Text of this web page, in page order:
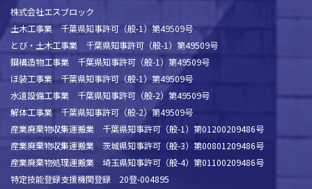
株式会社エスブロック
土木工事業 千葉県知事許可（般-1）第49509号
とび・土木工事業 千葉県知事許可（般-1）第49509号
鋼構造物工事業 千葉県知事許可（般-1）第49509号
ほ装工事業 千葉県知事許可（般-1）第49509号
水道設備工事業 千葉県知事許可（般-2）第49509号
解体工事業 千葉県知事許可（般-2）第49509号
産業廃棄物収集運搬業 千葉県知事許可（般-1）第01200209486号
産業廃棄物収集運搬業 茨城県知事許可（般-3）第00801209486号
産業廃棄物処理運搬業 埼玉県知事許可（般-4）第01100209486号
特定技能登録支援機関登録 20登-004895